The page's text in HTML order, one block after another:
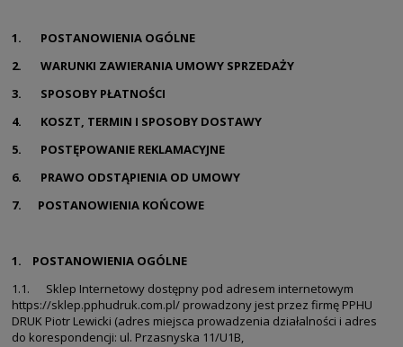
1. POSTANOWIENIA OGÓLNE
2. WARUNKI ZAWIERANIA UMOWY SPRZEDAŻY
3. SPOSOBY PŁATNOŚCI
4. KOSZT, TERMIN I SPOSOBY DOSTAWY
5. POSTĘPOWANIE REKLAMACYJNE
6. PRAWO ODSTĄPIENIA OD UMOWY
7. POSTANOWIENIA KOŃCOWE
1. POSTANOWIENIA OGÓLNE
1.1. Sklep Internetowy dostępny pod adresem internetowym
https://sklep.pphudruk.com.pl/ prowadzony jest przez firmę PPHU
DRUK Piotr Lewicki (adres miejsca prowadzenia działalności i adres
do korespondencji: ul. Przasnyska 11/U1B,